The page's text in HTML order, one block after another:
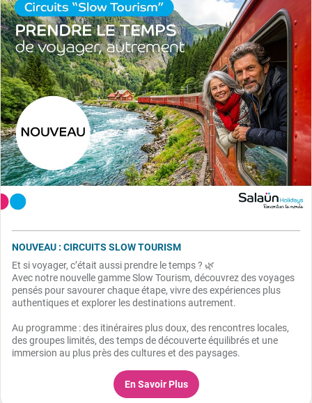
NOUVEAU : CIRCUITS SLOW TOURISM
Et si voyager, c’était aussi prendre le temps ? 🌿
Avec notre nouvelle gamme Slow Tourism, découvrez des voyages
pensés pour savourer chaque étape, vivre des expériences plus
authentiques et explorer les destinations autrement.
Au programme : des itinéraires plus doux, des rencontres locales,
des groupes limités, des temps de découverte équilibrés et une
immersion au plus près des cultures et des paysages.
En Savoir Plus